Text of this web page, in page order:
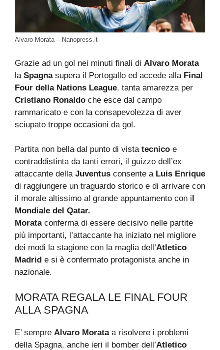
Alvaro Morata – Nanopress.it
Grazie ad un gol nei minuti finali di Alvaro Morata
la Spagnasupera il Portogallo ed accede alla Final
Four della Nations League, tanta amarezza per
Cristiano Ronaldo che esce dal campo
rammaricato e con la consapevolezza di aver
sciupato troppe occasioni da gol.
Partita non bella dal punto di vista tecnico e
contraddistinta da tanti errori, il guizzo dell’ex
attaccante dellaJuventus consente aLuis Enrique
di raggiungere un traguardo storico e di arrivare con
il morale altissimo al grande appuntamento con i
Mondiale del Qatar.
Morataconferma di essere decisivo nelle partite
più importanti, l’attaccante ha iniziato nel migliore
dei modi la stagione con la maglia dell’Atletico
Madrid e si è confermato protagonista anche in
nazionale.
MORATA REGALA LE FINAL FOUR
ALLA SPAGNA
E’ sempre Alvaro Morataa risolvere i problemi
della Spagna, anche ieri il bomber dell’Atletico